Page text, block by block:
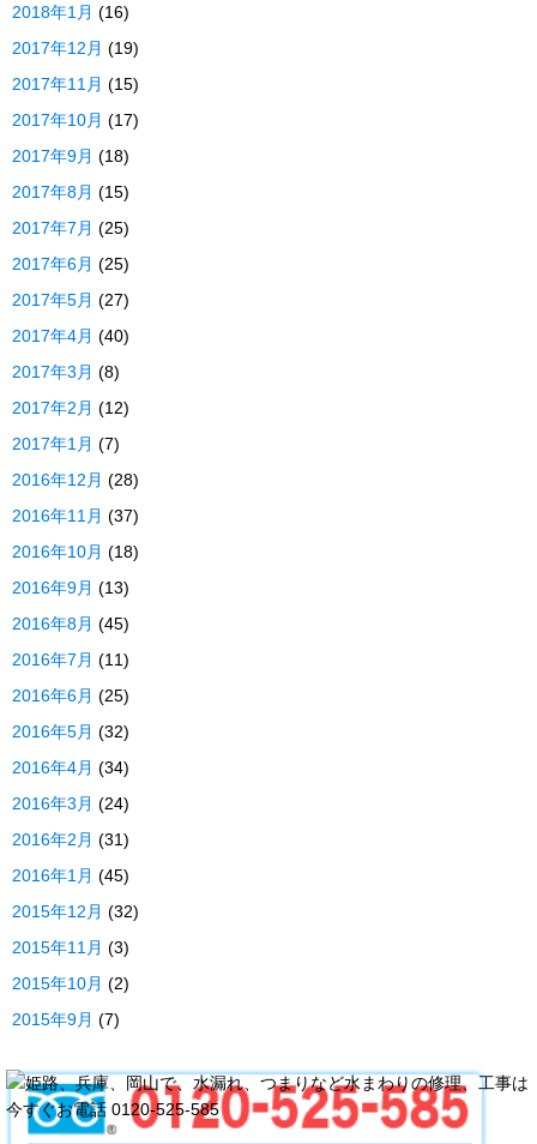
2018年1月 (16)
2017年12月 (19)
2017年11月 (15)
2017年10月 (17)
2017年9月 (18)
2017年8月 (15)
2017年7月 (25)
2017年6月 (25)
2017年5月 (27)
2017年4月 (40)
2017年3月 (8)
2017年2月 (12)
2017年1月 (7)
2016年12月 (28)
2016年11月 (37)
2016年10月 (18)
2016年9月 (13)
2016年8月 (45)
2016年7月 (11)
2016年6月 (25)
2016年5月 (32)
2016年4月 (34)
2016年3月 (24)
2016年2月 (31)
2016年1月 (45)
2015年12月 (32)
2015年11月 (3)
2015年10月 (2)
2015年9月 (7)